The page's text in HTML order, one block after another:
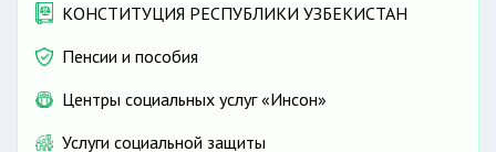
КОНСТИТУЦИЯ РЕСПУБЛИКИ УЗБЕКИСТАН
Пенсии и пособия
Центры социальных услуг «Инсон»
Услуги социальной защиты